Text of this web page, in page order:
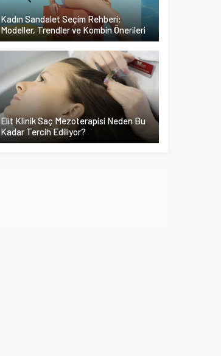
Kadın Sandalet Seçim Rehberi:
Modeller, Trendler ve Kombin Önerileri
Elit Klinik Saç Mezoterapisi Neden Bu
Kadar Tercih Ediliyor?